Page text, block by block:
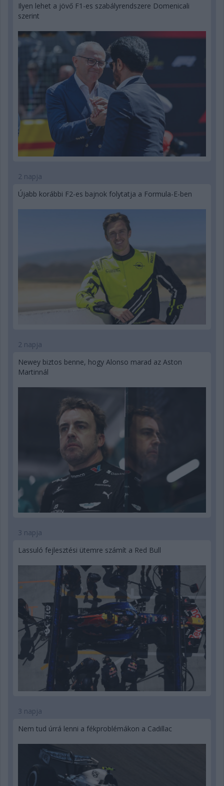
Ilyen lehet a jövő F1-es szabályrendszere Domenicali
szerint
2 napja
Újabb korábbi F2-es bajnok folytatja a Formula-E-ben
2 napja
Newey biztos benne, hogy Alonso marad az Aston
Martinnál
3 napja
Lassuló fejlesztési ütemre számít a Red Bull
3 napja
Nem tud úrrá lenni a fékproblémákon a Cadillac